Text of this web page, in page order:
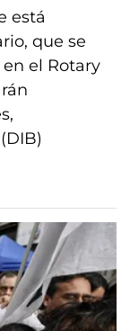
está
que se
el Rotary